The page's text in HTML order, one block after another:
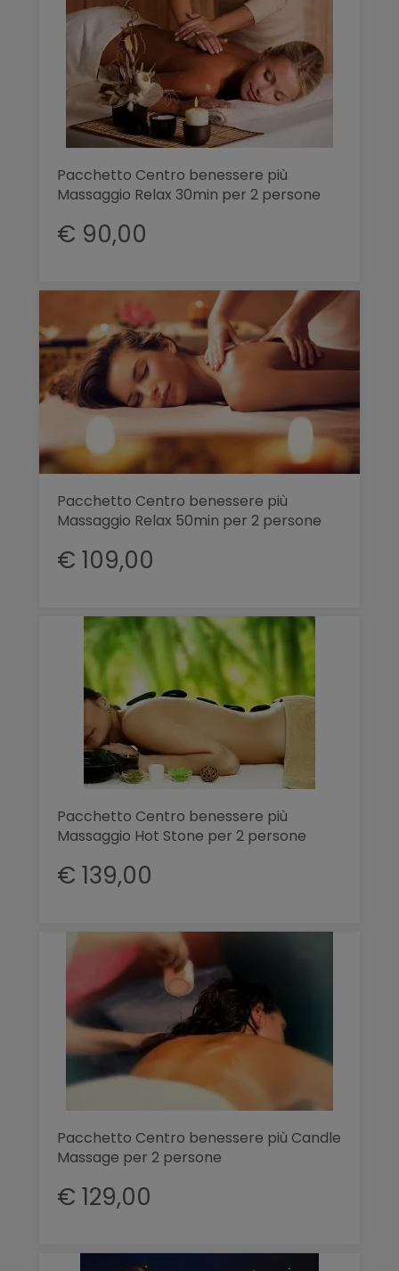
Pacchetto Centro benessere più
Massaggio Relax 30min per 2 persone
€ 90,00
Pacchetto Centro benessere più
Massaggio Relax 50min per 2 persone
€ 109,00
Pacchetto Centro benessere più
Massaggio Hot Stone per 2 persone
€ 139,00
Pacchetto Centro benessere più Candle
Massage per 2 persone
€ 129,00